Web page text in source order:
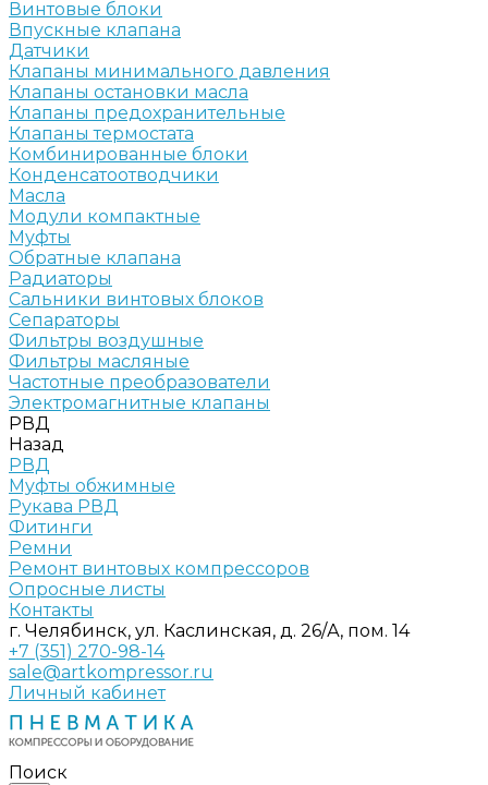
Винтовые блоки
Впускные клапана
Датчики
Клапаны минимального давления
Клапаны остановки масла
Клапаны предохранительные
Клапаны термостата
Комбинированные блоки
Конденсатоотводчики
Масла
Модули компактные
Муфты
Обратные клапана
Радиаторы
Сальники винтовых блоков
Сепараторы
Фильтры воздушные
Фильтры масляные
Частотные преобразователи
Электромагнитные клапаны
РВД
Назад
РВД
Муфты обжимные
Рукава РВД
Фитинги
Ремни
Ремонт винтовых компрессоров
Опросные листы
Контакты
г. Челябинск, ул. Каслинская, д. 26/А, пом. 14
+7 (351) 270-98-14
sale@artkompressor.ru
Личный кабинет
Поиск